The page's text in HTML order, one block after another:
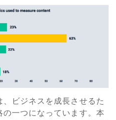
ビジネスを成長させるた
一つになっています。本